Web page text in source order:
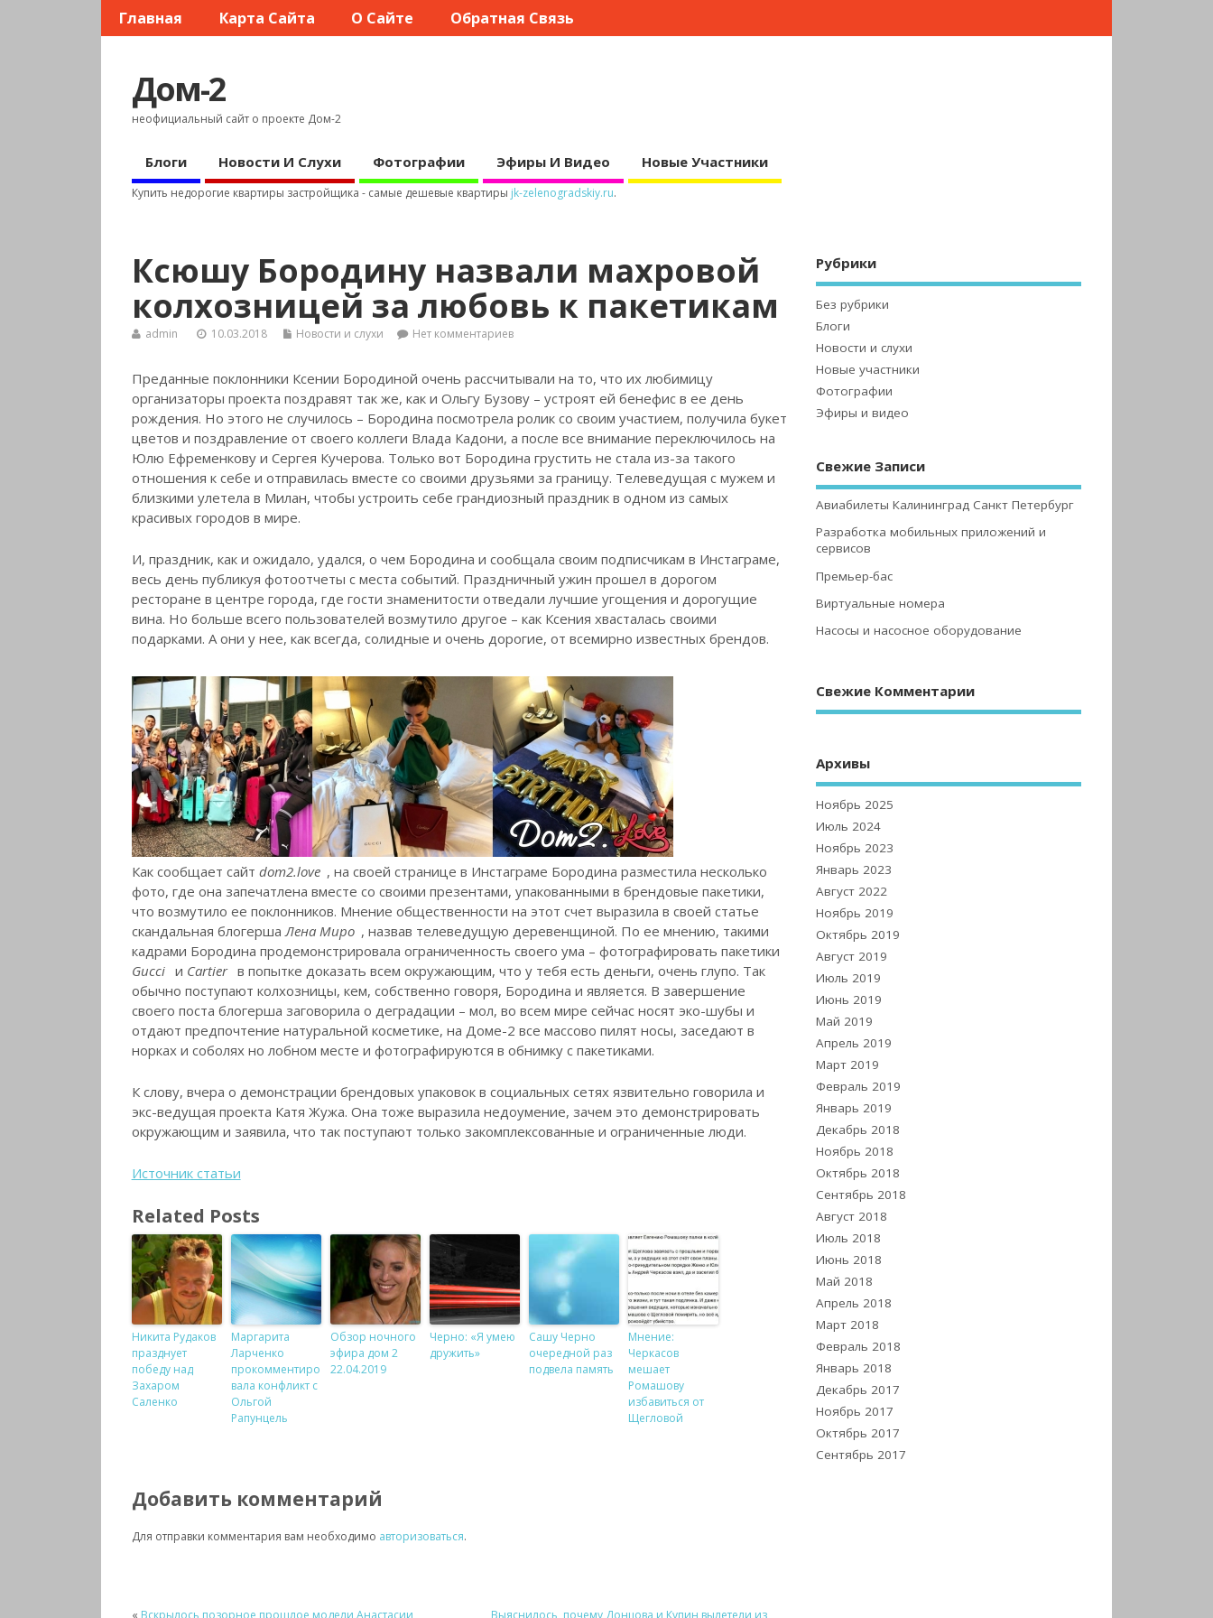
Главная Карта Сайта О Сайте Обратная Связь
Дом-2
неофициальный сайт о проекте Дом-2
Блоги Новости И Слухи Фотографии Эфиры И Видео Новые Участники
Купить недорогие квартиры застройщика - самые дешевые квартиры jk-zelenogradskiy.ru.
Ксюшу Бородину назвали махровой
колхозницей за любовь к пакетикам
admin 10.03.2018 Новости и слухи Нет комментариев
Преданные поклонники Ксении Бородиной очень рассчитывали на то, что их любимицу
организаторы проекта поздравят так же, как и Ольгу Бузову – устроят ей бенефис в ее день
рождения. Но этого не случилось – Бородина посмотрела ролик со своим участием, получила букет
цветов и поздравление от своего коллеги Влада Кадони, а после все внимание переключилось на
Юлю Ефременкову и Сергея Кучерова. Только вот Бородина грустить не стала из-за такого
отношения к себе и отправилась вместе со своими друзьями за границу. Телеведущая с мужем и
близкими улетела в Милан, чтобы устроить себе грандиозный праздник в одном из самых
красивых городов в мире.
И, праздник, как и ожидало, удался, о чем Бородина и сообщала своим подписчикам в Инстаграме,
весь день публикуя фотоотчеты с места событий. Праздничный ужин прошел в дорогом
ресторане в центре города, где гости знаменитости отведали лучшие угощения и дорогущие
вина. Но больше всего пользователей возмутило другое – как Ксения хвасталась своими
подарками. А они у нее, как всегда, солидные и очень дорогие, от всемирно известных брендов.
Как сообщает сайт dom2.love , на своей странице в Инстаграме Бородина разместила несколько
фото, где она запечатлена вместе со своими презентами, упакованными в брендовые пакетики,
что возмутило ее поклонников. Мнение общественности на этот счет выразила в своей статье
скандальная блогерша Лена Миро , назвав телеведущую деревенщиной. По ее мнению, такими
кадрами Бородина продемонстрировала ограниченность своего ума – фотографировать пакетики
Gucci и Cartier в попытке доказать всем окружающим, что у тебя есть деньги, очень глупо. Так
обычно поступают колхозницы, кем, собственно говоря, Бородина и является. В завершение
своего поста блогерша заговорила о деградации – мол, во всем мире сейчас носят эко-шубы и
отдают предпочтение натуральной косметике, на Доме-2 все массово пилят носы, заседают в
норках и соболях но лобном месте и фотографируются в обнимку с пакетиками.
К слову, вчера о демонстрации брендовых упаковок в социальных сетях язвительно говорила и
экс-ведущая проекта Катя Жужа. Она тоже выразила недоумение, зачем это демонстрировать
окружающим и заявила, что так поступают только закомплексованные и ограниченные люди.
Источник статьи
Related Posts
Никита Рудаков
празднует
победу над
Захаром
Саленко
Маргарита
Ларченко
прокомментиро
вала конфликт с
Ольгой
Рапунцель
Обзор ночного
эфира дом 2
22.04.2019
Черно: «Я умею
дружить»
Сашу Черно
очередной раз
подвела память
Мнение:
Черкасов
мешает
Ромашову
избавиться от
Щегловой
Добавить комментарий
Для отправки комментария вам необходимо авторизоваться.
Рубрики
Без рубрики
Блоги
Новости и слухи
Новые участники
Фотографии
Эфиры и видео
Свежие Записи
Авиабилеты Калининград Санкт Петербург
Разработка мобильных приложений и
сервисов
Премьер-бас
Виртуальные номера
Насосы и насосное оборудование
Свежие Комментарии
Архивы
Ноябрь 2025
Июль 2024
Ноябрь 2023
Январь 2023
Август 2022
Ноябрь 2019
Октябрь 2019
Август 2019
Июль 2019
Июнь 2019
Май 2019
Апрель 2019
Март 2019
Февраль 2019
Январь 2019
Декабрь 2018
Ноябрь 2018
Октябрь 2018
Сентябрь 2018
Август 2018
Июль 2018
Июнь 2018
Май 2018
Апрель 2018
Март 2018
Февраль 2018
Январь 2018
Декабрь 2017
Ноябрь 2017
Октябрь 2017
Сентябрь 2017